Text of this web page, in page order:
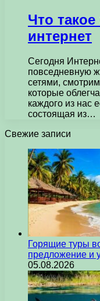
Что
интернет
Сегодня
повседневную
сетями,
которые
каждого из нас
состоящая из…
Свежие записи
Горящие туры
предложение и
05.08.2026